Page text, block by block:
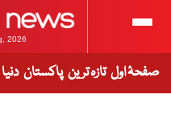
2026
صفحۂ اول تازہ ترین پاکستان دنیا